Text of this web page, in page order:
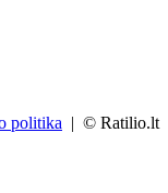
politika | © Ratilio.lt